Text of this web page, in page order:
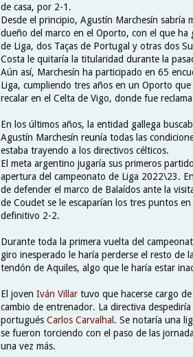
de casa, por 2-1.
Desde el principio, Agustín Marchesín sabría
dueño del marco en el Oporto, con el que ha
de Liga, dos Taças de Portugal y otras dos
Costa le quitaría la titularidad durante la
Aún así, Marchesín ha participado en 65
Liga, cumpliendo tres años en un Oporto
recalar en el Celta de Vigo, donde fue
En los últimos años, la entidad gallega
Agustín Marchesín reunía todas las
estaba trayendo a los directivos célticos.
El meta argentino jugaría sus primeros
apertura del campeonato de Liga 2022\23.
de defender el marco de Balaídos ante la
de Coudet se le escaparían los tres puntos
definitivo 2-2.
Durante toda la primera vuelta del
giro inesperado le haría perderse el resto de
tendón de Aquiles, algo que le haría estar
El joven Iván Villar tuvo que hacerse cargo
cambio de entrenador. La directiva
portugués Carlos Carvalhal . Se notaría una
se fueron torciendo con el paso de las
una vez más.